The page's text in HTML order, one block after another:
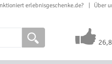
erlebnisgeschenke.de? Über